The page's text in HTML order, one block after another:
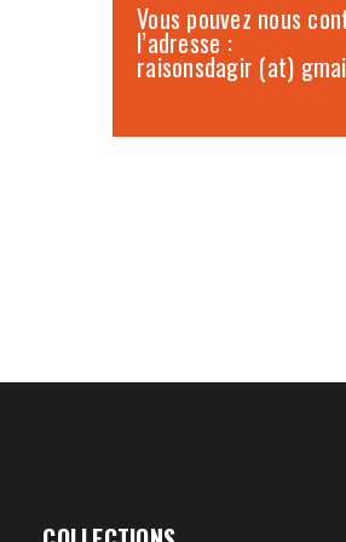
Vous pouvez nous
l’adresse :
raisonsdagir (at)